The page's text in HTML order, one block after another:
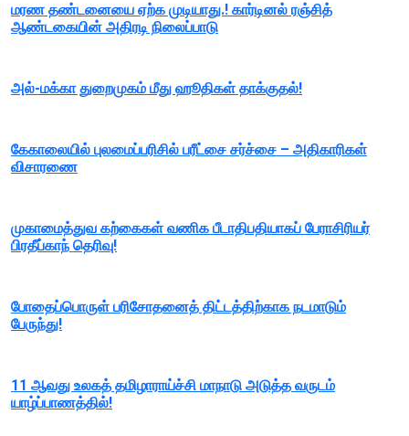
மரண தண்டனையை ஏற்க முடியாது.! கார்டினல் ரஞ்சித்
ஆண்டகையின் அதிரடி நிலைப்பாடு
அல்-மக்கா துறைமுகம் மீது ஹூதிகள் தாக்குதல்!
கேகாலையில் புலமைப்பரிசில் பரீட்சை சர்ச்சை – அதிகாரிகள்
விசாரணை
முகாமைத்துவ கற்கைகள் வணிக பீடாதிபதியாகப் பேராசிரியர்
பிரதீப்காந் தெரிவு!
போதைப்பொருள் பரிசோதனைத் திட்டத்திற்காக நடமாடும்
பேருந்து!
11 ஆவது உலகத் தமிழாராய்ச்சி மாநாடு அடுத்த வருடம்
யாழ்ப்பாணத்தில்!